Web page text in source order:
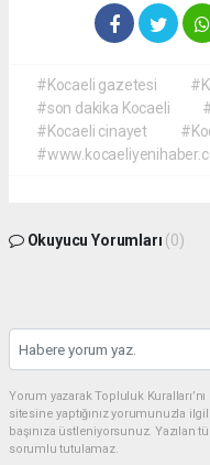
#Kocaeli gazetesi
#son dakika Kocaeli
#Kocaeli cinayet
Okuyucu Yorumları (0)
Yorum yazarak Topluluk
sitesine yaptığınız yorumunuzla
başınıza üstleniyorsunuz.
sorumlu tutulamaz.